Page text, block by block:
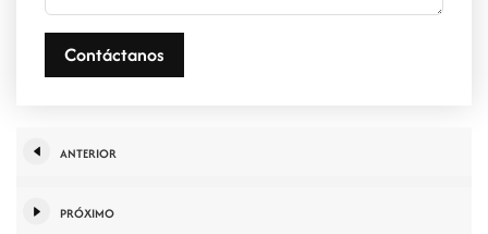
Contáctanos
ANTERIOR
PRÓXIMO